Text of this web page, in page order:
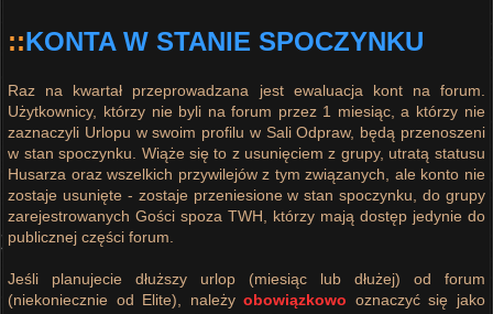
::KONTA W STANIE SPOCZYNKU
Raz na kwartał przeprowadzana jest ewaluacja kont na forum.
Użytkownicy, którzy nie byli na forum przez 1 miesiąc, a którzy nie
zaznaczyli Urlopu w swoim profilu w Sali Odpraw, będą przenoszeni
w stan spoczynku. Wiąże się to z usunięciem z grupy, utratą statusu
Husarza oraz wszelkich przywilejów z tym związanych, ale konto nie
zostaje usunięte - zostaje przeniesione w stan spoczynku, do grupy
zarejestrowanych Gości spoza TWH, którzy mają dostęp jedynie do
publicznej części forum.
Jeśli planujecie dłuższy urlop (miesiąc lub dłużej) od forum
(niekoniecznie od Elite), należyobowiązkowo oznaczyć się jako